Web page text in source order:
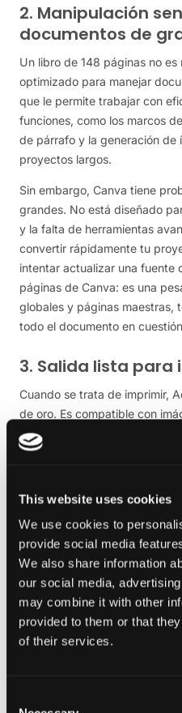
This website uses cookies
We use cookies to
provide social media
We also share information
our social media,
may combine it with other
provided to them or that
of their services.
2. Manipulación
documentos de
Un libro de 148 páginas no
optimizado para manejar
que le permite trabajar con
funciones, como los marcos
de párrafo y la generación de
proyectos largos.
Sin embargo, Canva tiene
grandes. No está diseñado
y la falta de herramientas
convertir rápidamente tu
intentar actualizar una fuente
páginas de Canva: es una
globales y páginas maestras,
todo el documento en
3. Salida lista para
Cuando se trata de imprimir,
de oro. Es compatible con
perfiles de color CMYK y
recorte, lo que garantiza que
exporta fácilmente archivos
Aunque Canva ofrece
PDF, se queda corto en lo
profesional. Sus limitaciones
compatibilidad con CMYK y
incoherentes pueden dar
tomas en serio la producción